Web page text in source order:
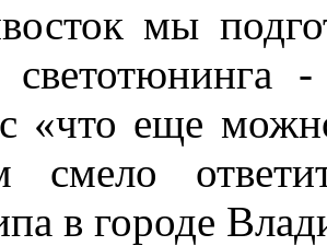
мы
светотюнинга
«что еще
смело
в городе